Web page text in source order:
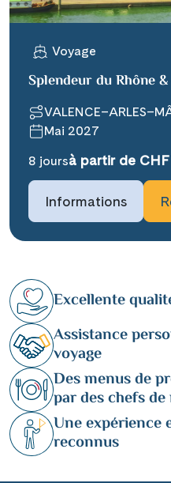
Voyage
Splendeur du Rhône
Mai 2027
8 joursà partir de CHF
Informations
Excellente
Assistance
voyage
Des menus de
par des chefs
Une expérience
reconnus